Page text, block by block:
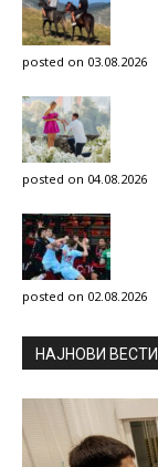
posted on 03.08.2026
posted on 04.08.2026
posted on 02.08.2026
НAЈНОВИ ВЕСТИ